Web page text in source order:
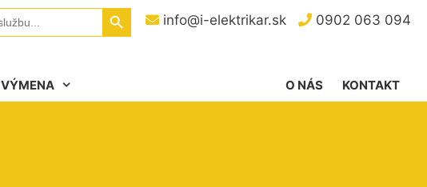
info@i-elektrikar.sk 0902 063 094
Search Button
VÝMENA KONTAKT
O NÁS